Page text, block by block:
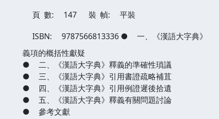
頁 數:
147 裝 幀:
平裝
ISBN:
9787566813336 ●
一、《漢語大字典》
義項的概括性獻疑
●
二、《漢語大字典》釋義的準確性瑣議
●
三、《漢語大字典》引用書證疏略補苴
●
四、《漢語大字典》引用例證遲後拾遺
●
五、《漢語大字典》釋義有關問題討論
●
參考文獻